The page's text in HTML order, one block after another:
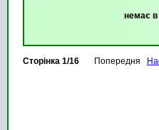
немає в
Сторінка 1/16 Попередня